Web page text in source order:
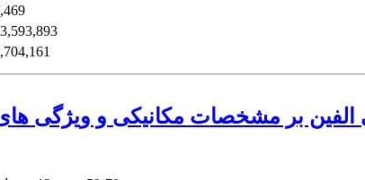
بر مشخصات مکانیکی و ویژگی